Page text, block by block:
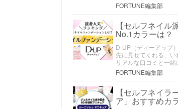
FORTUNE編集部
【セルフネイ
No.1カラーは？
D-UP（ディーアップ
先に見せてくれる、
リアルな口コミと一
FORTUNE編集部
【セルフネイ
ア」おすすめカ